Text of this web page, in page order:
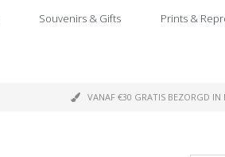
Souvenirs & Gifts Prints &
VANAF €30 GRATIS BEZORGD IN